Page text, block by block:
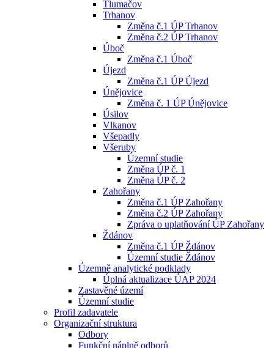
Tlumačov
Trhanov
Změna č.1 ÚP Trhanov
Změna č.2 ÚP Trhanov
Úboč
Změna č.1 Úboč
Újezd
Změna č.1 ÚP Újezd
Únějovice
Změna č. 1 ÚP Únějovice
Úsilov
Vlkanov
Všepadly
Všeruby
Územní studie
Změna ÚP č. 1
Změna ÚP č. 2
Zahořany
Změna č.1 ÚP Zahořany
Změna č.2 ÚP Zahořany
Zpráva o uplatňování ÚP Zahořany
Ždánov
Změna č.1 ÚP Ždánov
Územní studie Ždánov
Územně analytické podklady
Úplná aktualizace ÚAP 2024
Zastavěné území
Územní studie
Profil zadavatele
Organizační struktura
Odbory
Funkční náplně odborů